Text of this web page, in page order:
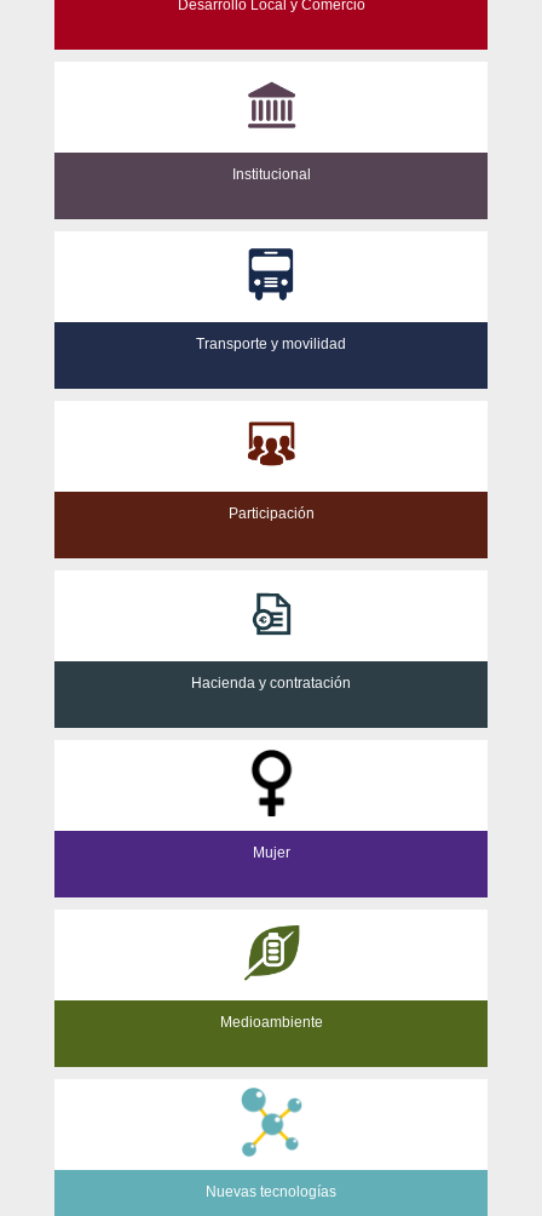
Desarrollo Local y Comercio
Institucional
Transporte y movilidad
Participación
Hacienda y contratación
Mujer
Medioambiente
Nuevas tecnologías